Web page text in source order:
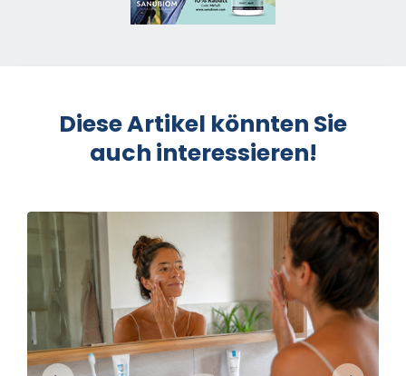
Diese Artikel könnten Sie
auch interessieren!